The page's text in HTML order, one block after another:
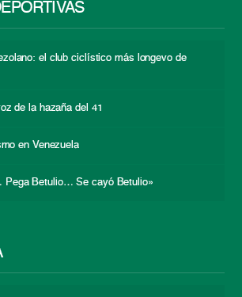
el club ciclístico más longevo de
de la hazaña del 41
en Venezuela
Pega Betulio… Se cayó Betulio»